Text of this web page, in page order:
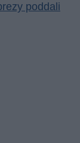
poddali